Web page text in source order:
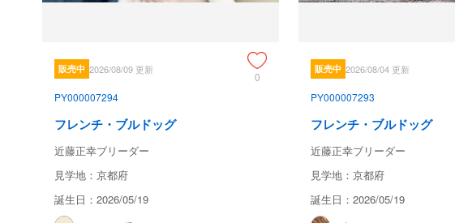
販売中 2026/08/09 更新
0
PY000007294
フレンチ・ブルドッグ
近藤正幸ブリーダー
見学地：京都府
誕生日：2026/05/19
販売中 2026/08/04 更新
PY000007293
フレンチ・ブルドッグ
近藤正幸ブリーダー
見学地：京都府
誕生日：2026/05/19